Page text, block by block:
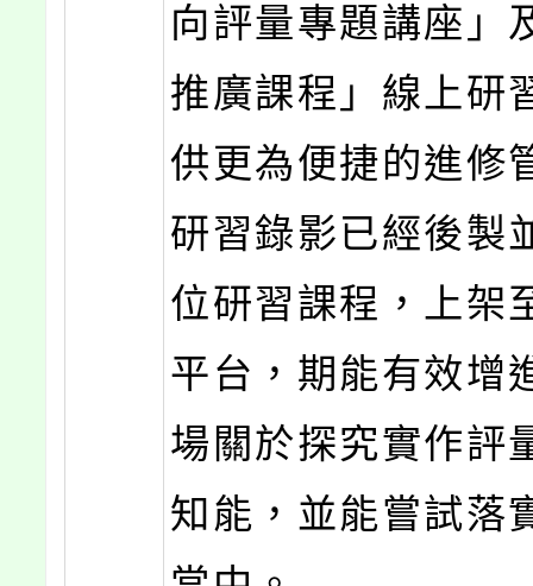
向評量專題講座」
推廣課程」線上研
供更為便捷的進修
研習錄影已經後製
位研習課程，上架
平台，期能有效增
場關於探究實作評
知能，並能嘗試落